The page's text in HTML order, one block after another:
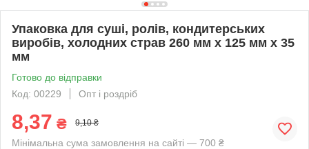
Упаковка для суші, ролів, кондитерських
виробів, холодних страв 260 мм х 125 мм х 35
мм
Готово до відправки
Код: 00229
Опт і роздріб
8,37 ₴ 9,10 ₴
Мінімальна сума замовлення на сайті — 700 ₴